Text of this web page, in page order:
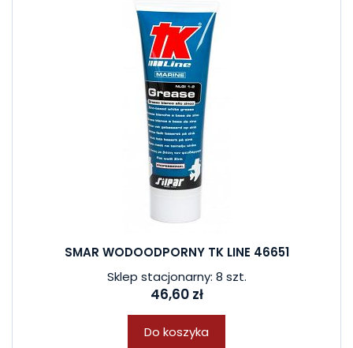
SMAR WODOODPORNY TK LINE 46651
Sklep stacjonarny: 8 szt.
46,60 zł
Do koszyka